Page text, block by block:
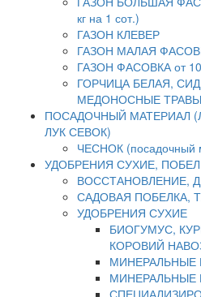
кг на 1 сот.)
ГАЗОН КЛЕВЕР
ГАЗОН МАЛАЯ
ГАЗОН ФАСОВКА от
ГОРЧИЦА БЕЛАЯ,
МЕДОНОСНЫЕ ТРАВЫ
ПОСАДОЧНЫЙ МАТЕРИАЛ
ЛУК СЕВОК)
ЧЕСНОК (посадочный
УДОБРЕНИЯ СУХИЕ,
ВОССТАНОВЛЕНИЕ,
САДОВАЯ ПОБЕЛКА,
УДОБРЕНИЯ СУХИЕ
БИОГУМУС,
КОРОВИЙ
МИНЕРАЛЬНЫЕ
МИНЕРАЛЬНЫЕ